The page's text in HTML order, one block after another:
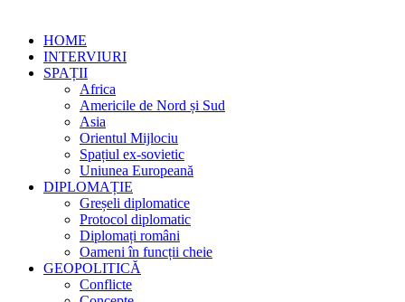
HOME
INTERVIURI
SPAȚII
Africa
Americile de Nord și Sud
Asia
Orientul Mijlociu
Spațiul ex-sovietic
Uniunea Europeană
DIPLOMAȚIE
Greșeli diplomatice
Protocol diplomatic
Diplomați români
Oameni în funcții cheie
GEOPOLITICĂ
Conflicte